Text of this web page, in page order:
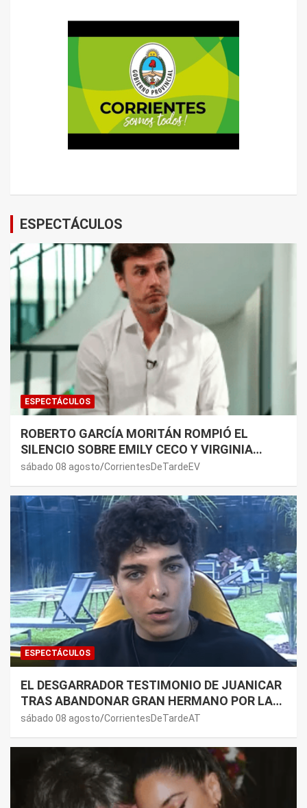
ESPECTÁCULOS
ESPECTÁCULOS
ROBERTO GARCÍA MORITÁN ROMPIÓ EL
SILENCIO SOBRE EMILY CECO Y VIRGINIA
GALLARDO: “DEDÍQUENSE A SUS VIDAS”
sábado 08 agosto CorrientesDeTardeEV
ESPECTÁCULOS
EL DESGARRADOR TESTIMONIO DE JUANICAR
TRAS ABANDONAR GRAN HERMANO POR LA
SALUD DE SU MAMÁ.
sábado 08 agosto CorrientesDeTardeAT